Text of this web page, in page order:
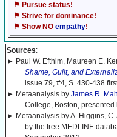
⚑ Pursue status!
⚑ Strive for dominance!
⚑ Show NOempathy!
Sources:
► Paul W. Efthim, Maureen E.
Shame, Guilt, and
issue 79, #4, S. 430-438 first
► Metaanalysis byJames R.
College, Boston, presented
► Metaanalysis by A. Higgins,
by the free MEDLINE